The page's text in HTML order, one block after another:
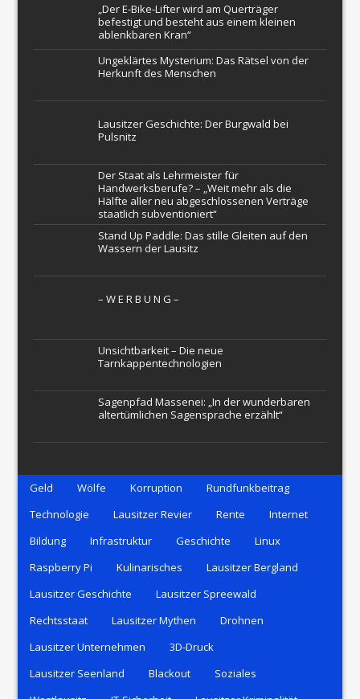
„Der E-Bike-Lifter wird am Querträger
befestigt und besteht aus einem kleinen
ablenkbaren Kran“
Ungeklärtes Mysterium: Das Rätsel von der
Herkunft des Menschen
Lausitzer Geschichte: Der Burgwald bei
Pulsnitz
Der Staat als Lehrmeister für
Handwerksberufe? – „Weit mehr als die
Hälfte aller neu abgeschlossenen Verträge
staatlich subventioniert“
Stand Up Paddle: Das stille Gleiten auf den
Wassern der Lausitz
– W Ε R Β U Ν G –
Unsichtbarkeit – Die neue
Tarnkappentechnologien
Sagenpfad Massenei: „In der wunderbaren
altertümlichen Sagensprache erzählt“
Geld Wölfe Korruption
Rundfunkbeitrag
Technologie
Lausitzer Revier Rente
Internet
Bildung
Infrastruktur Geschichte
Linux
Raspberry Pi
Kulinarisches
Lausitzer Bergland
Lausitzer Geschichte
Lausitzer Spreewald
Rechtsstaat
Lausitzer Mythen
Drohnen
Lausitzer Unternehmen
3D-Druck
Lausitzer Seenland
Blackout
Soziales